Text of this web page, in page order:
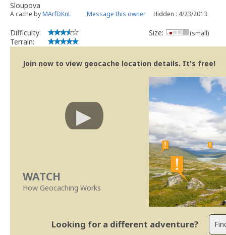
Sloupova
A cache byMArfDKnL Message this owner Hidden : 4/23/2013
Difficulty:
Terrain:
Size: (small)
Join now to view geocache location details. It's free!
WATCH
How Geocaching Works
Looking for a different adventure?